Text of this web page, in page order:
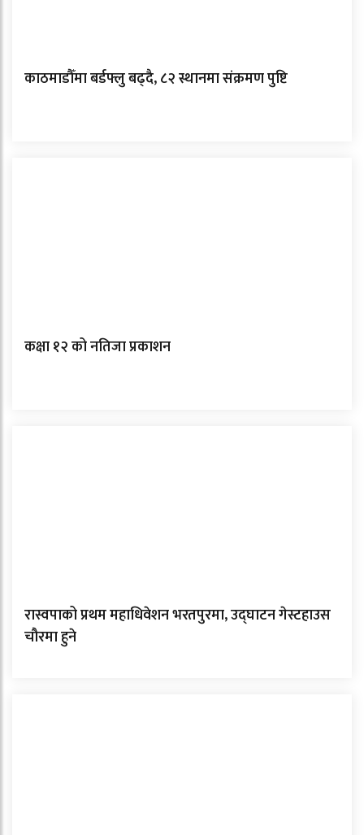
काठमाडौँमा बर्डफ्लु बढ्दै, ८२ स्थानमा संक्रमण पुष्टि
कक्षा १२ को नतिजा प्रकाशन
रास्वपाको प्रथम महाधिवेशन भरतपुरमा, उद्घाटन गेस्टहाउस
चौरमा हुने